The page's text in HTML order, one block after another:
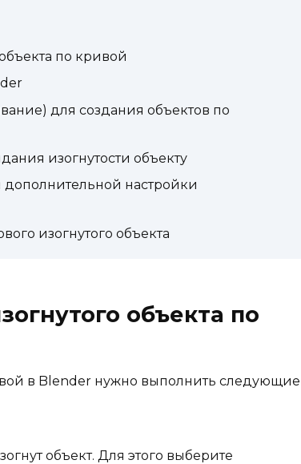
по кривой
для создания объектов по
изогнутости объекту
настройки
изогнутого объекта
объекта по
в Blender нужно выполнить следующие
объект. Для этого выберите